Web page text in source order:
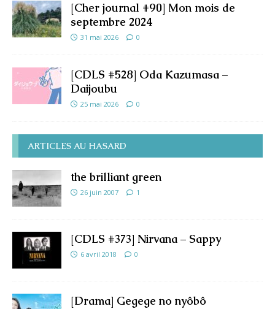
[Cher journal #90] Mon mois de
septembre 2024
31 mai 2026 0
[CDLS #528] Oda Kazumasa –
Daijoubu
25 mai 2026 0
ARTICLES AU HASARD
the brilliant green
26 juin 2007 1
[CDLS #373] Nirvana – Sappy
6 avril 2018 0
[Drama] Gegege no nyôbô